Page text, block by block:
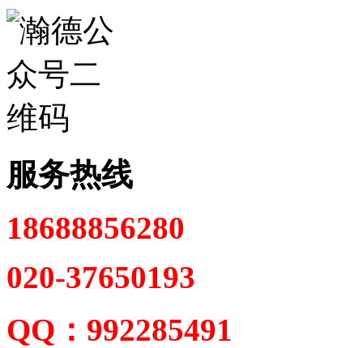
服务热线
18688856280
020-37650193
QQ：992285491